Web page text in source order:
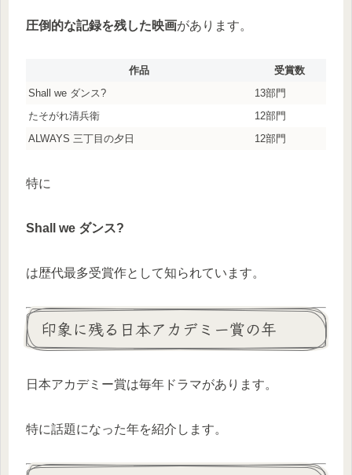
圧倒的な記録を残した映画があります。
作品
受賞数
Shall we ダンス?
13部門
たそがれ清兵衛
12部門
ALWAYS 三丁目の夕日
12部門
特に
Shall we ダンス?
は歴代最多受賞作として知られています。
印象に残る日本アカデミー賞の年
日本アカデミー賞は毎年ドラマがあります。
特に話題になった年を紹介します。